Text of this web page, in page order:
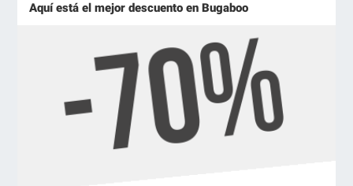
Aquí está el mejor descuento en Bugaboo